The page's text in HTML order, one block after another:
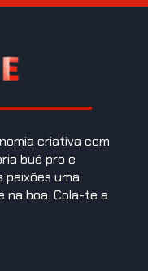
criativa com
bué pro e
paixões uma
na boa. Cola-te a